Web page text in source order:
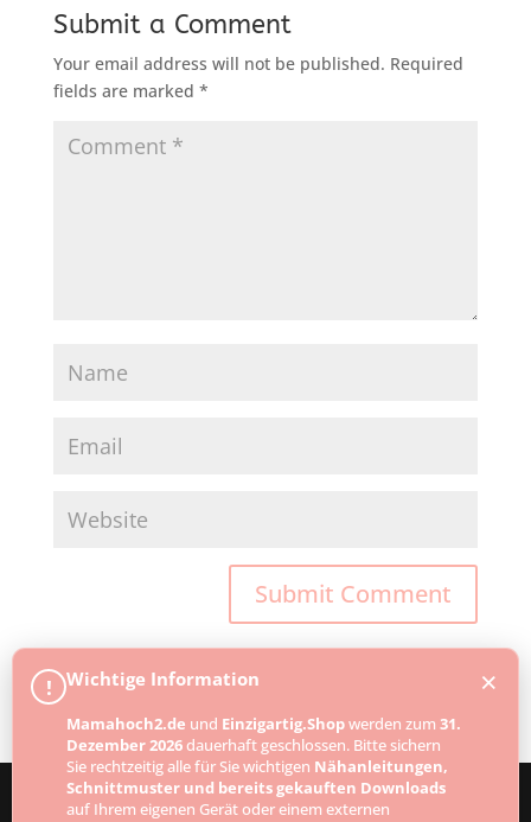
Submit a Comment
Your email address will not be published. Required
fields are marked *
! Wichtige Information
Mamahoch2.de und Einzigartig.Shopwerden zum 31.
Dezember 2026dauerhaft geschlossen. Bitte sichern
Sie rechtzeitig alle für Sie wichtigen Nähanleitungen,
Schnittmuster und bereits gekauften Downloads
auf Ihrem eigenen Gerät oder einem externen
×